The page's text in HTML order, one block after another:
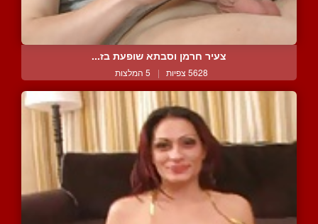
צעיר חרמן וסבתא שופעת בז...
5628 צפיות | 5 המלצות